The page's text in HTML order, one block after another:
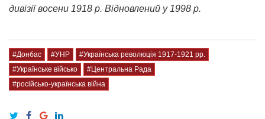
дивізії восени 1918 р. Відновлений у 1998 р.
#Донбас #УНР
#Українська революція 1917-1921 рр.
#Українське військо
#Центральна Рада
#російсько-українська війна